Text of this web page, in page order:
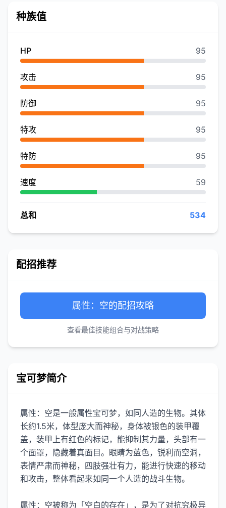
种族值
HP 95
攻击 95
防御 95
特攻 95
特防 95
速度 59
总和 534
配招推荐
属性：空的配招攻略
查看最佳技能组合与对战策略
宝可梦简介
属性：空是一般属性宝可梦，如同人造的生物。其体
长约1.5米，体型庞大而神秘，身体被银色的装甲覆
盖，装甲上有红色的标记，能抑制其力量，头部有一
个面罩，隐藏着真面目。眼睛为蓝色，锐利而空洞，
表情严肃而神秘，四肢强壮有力，能进行快速的移动
和攻击，整体看起来如同一个人造的战斗生物。
属性：空被称为「空白的存在」，是为了对抗究极异